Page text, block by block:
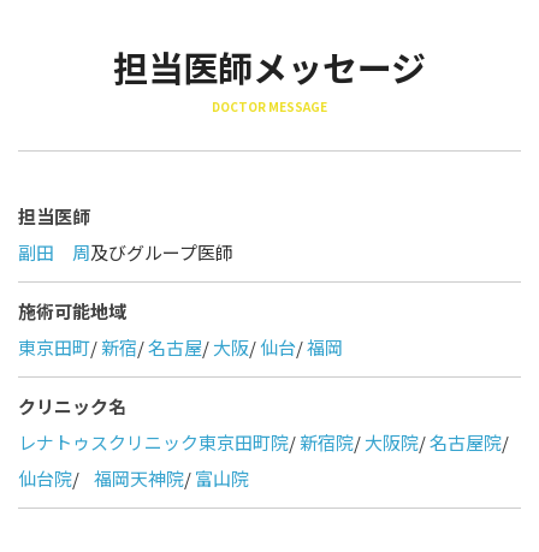
地域から探す
東京
担当医師メッセージ
DOCTOR MESSAGE
担当医師
副田 周及びグループ医師
施術可能地域
東京田町/新宿/名古屋/大阪/仙台/福岡
クリニック名
レナトゥスクリニック東京田町院/新宿院/大阪院/名古屋院/
仙台院/ 福岡天神院/富山院